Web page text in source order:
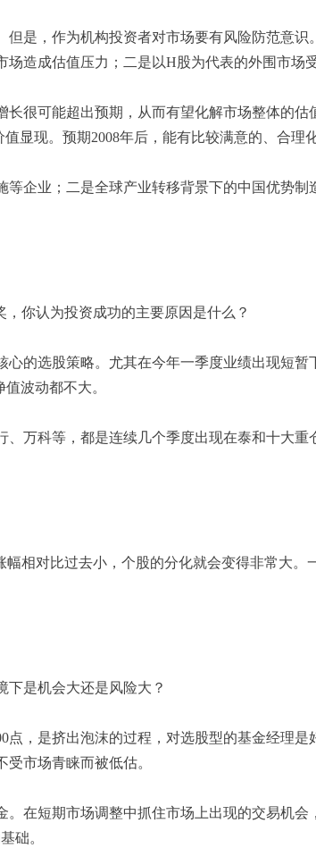
，作为机构投资者对市场要有风险防范意识
造成估值压力；二是以H股为代表的外围市场
可能超出预期，从而有望化解市场整体的估
显现。预期2008年后，能有比较满意的、合理化
业；二是全球产业转移背景下的中国优势制
你认为投资成功的主要原因是什么？
选股策略。尤其在今年一季度业绩出现短暂
波动都不大。
科等，都是连续几个季度出现在泰和十大重
对比过去小，个股的分化就会变得非常大。
是机会大还是风险大？
是挤出泡沫的过程，对选股型的基金经理是
市场青睐而被低估。
短期市场调整中抓住市场上出现的交易机会
础。